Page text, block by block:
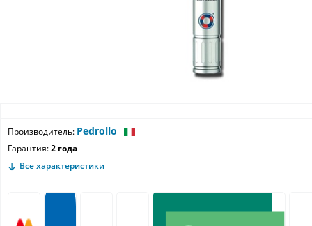
Производитель: Pedrollo
Гарантия:2 года
Все характеристики